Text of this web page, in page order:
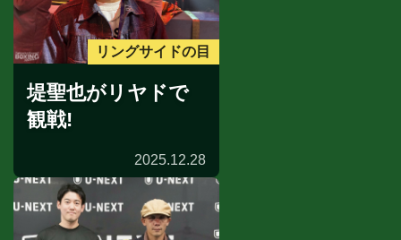
リングサイドの目
堤聖也がリヤドで
観戦!
2025.12.28